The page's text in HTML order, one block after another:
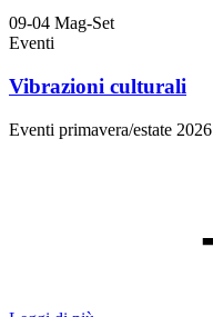
09-04 Mag-Set
Eventi
Vibrazioni culturali
Eventi primavera/estate 2026